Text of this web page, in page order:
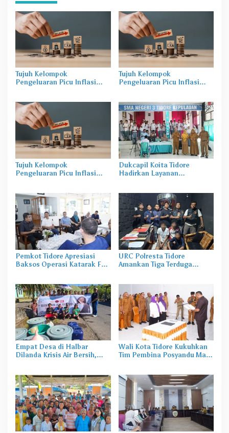
Tujuh Kelompok
Pengeluaran Picu Inflasi
Tujuh Kelompok
Pengeluaran Picu Inflasi
Tujuh Kelompok
Pengeluaran Picu Inflasi
Dukcapil Koita Tidore
Hadirkan Layanan
Pemkot Tidore Apresiasi
Baksos Operasi Katarak FK-
URC Polresta Tidore
Amankan Tiga Terduga
Empat Desa di Halbar
Dilanda Krisis Air Bersih,
Wali Kota Tidore Kukuhkan
Tim Pembina Posyandu Masa